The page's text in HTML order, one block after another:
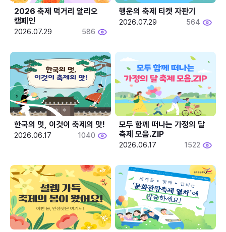
2026 축제 먹거리 알리오
캠페인
2026.07.29 586
행운의 축제 티켓 자판기
2026.07.29 564
한국의 멋, 이것이 축제의 맛!
2026.06.17 1040
모두 함께 떠나는 가정의 달
축제 모음.ZIP
2026.06.17 1522